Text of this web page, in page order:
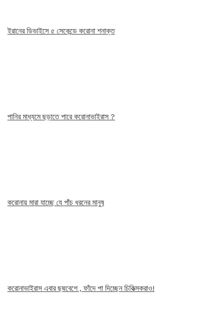
ইরানের ডিভাইসে ৫ সেকেন্ডে করোনা শনাক্ত
পানির মাধ্যমে ছড়াতে পারে করোনাভাইরাস ?
করোনায় মারা যাচ্ছে যে পাঁচ ধরনের মানুষ
করোনাভাইরাস এবার ছদ্মবেশে , ফাঁদে পা দিচ্ছেন চিকিত্সকরাও!